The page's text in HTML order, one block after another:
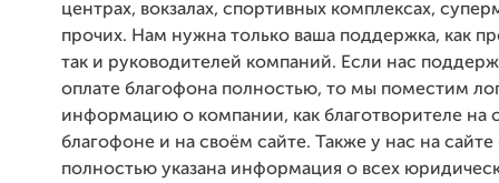
центрах, вокзалах, спортивных комплексах,
прочих. Нам нужна только ваша поддержка, как
так и руководителей компаний. Если нас
оплате благофона полностью, то мы поместим
информацию о компании, как благотворителе на
благофоне и на своём сайте. Также у нас на сайте
полностью указана информация о всех